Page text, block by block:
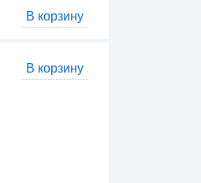
В корзину
В корзину